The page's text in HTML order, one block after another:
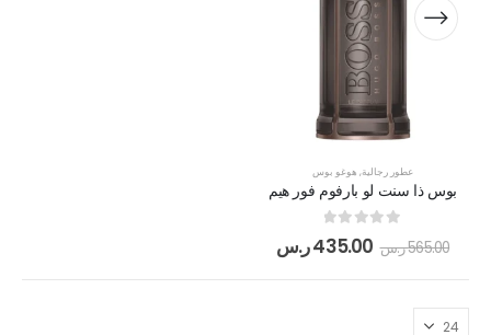
عطور رجالية, هوغو بوس
بوس ذا سنت لو بارفوم فور هيم
565.00ر.س 435.00ر.س